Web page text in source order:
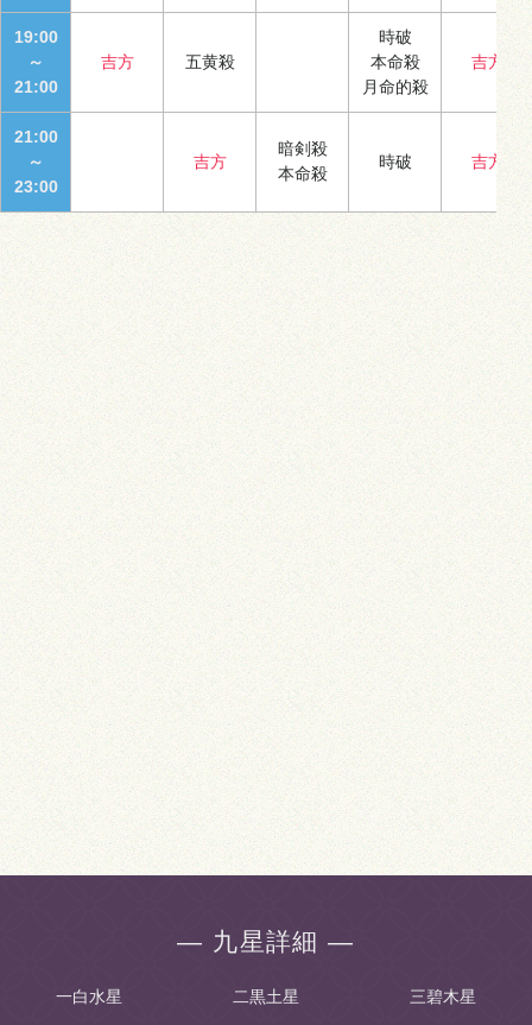
19:00
～
21:00
吉方 五黄殺
時破
本命殺
月命的殺
吉方
21:00
～
23:00
吉方
暗剣殺
本命殺
時破 吉方
― 九星詳細 ―
一白水星 二黒土星 三碧木星